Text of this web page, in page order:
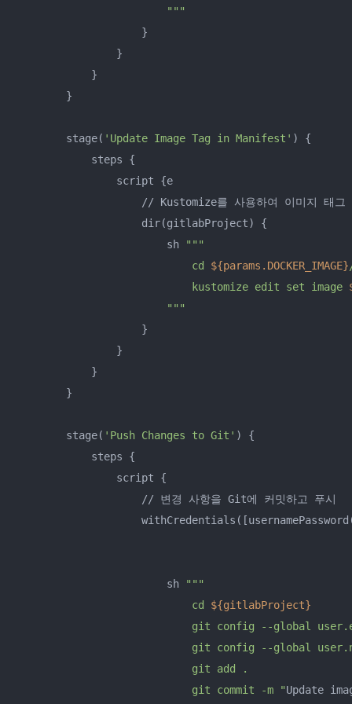
                        "
""
                    }
                }
            }
        }
        stage(
'Update Image Tag in Manifest' ) {
            steps {
                script {e
// Kustomize를 사용하여 이미지 태그
                    dir(gitlabProject) {
                        sh
"" "
                            cd
${params.DOCKER_IMAGE}
                            kustomize edit set image
                        "
""
                    }
                }
            }
        }
        stage(
'Push Changes to Git' ) {
            steps {
                script {
                    // 변경 사항을 Git에 커밋하고 푸시
                        sh
"" "
                            cd
${gitlabProject}
git config --global
git config --global
                            git add .
                            git commit -m "
Update